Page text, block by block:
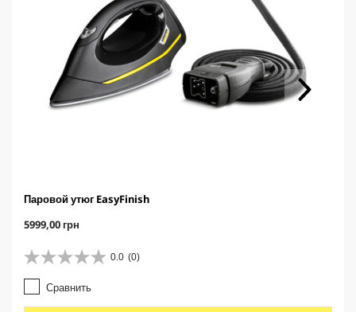
Паровой утюг EasyFinish
C
r
r
e
n
5999,00 грн
0.0 (0)
0
.
0
и
Сравнить